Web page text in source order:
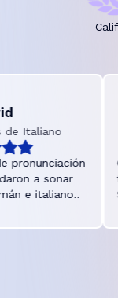
Italiano
a sonar
e italiano..